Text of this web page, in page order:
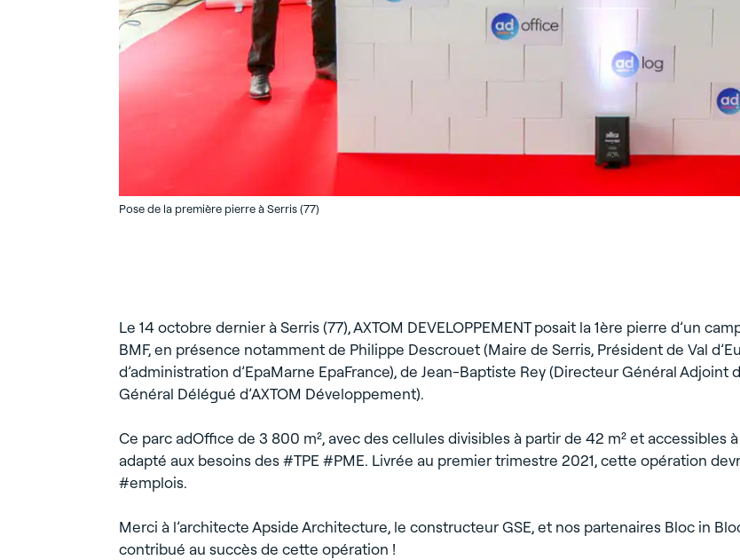
Pose de la première pierre à Serris (77)
Le 14 octobre dernier à Serris (77), AXTOM DEVELOPPEMENT posait la 1ère pierre d’un
BMF, en présence notamment de Philippe Descrouet (Maire de Serris, Président de Val
d’administration d’EpaMarne EpaFrance), de Jean-Baptiste Rey (Directeur Général Adjoint
Général Délégué d’AXTOM Développement).
Ce parc adOffice de 3 800 m², avec des cellules divisibles à partir de 42 m² et accessibles
adapté aux besoins des #TPE #PME. Livrée au premier trimestre 2021, cette opération
#emplois.
Merci à l’architecte Apside Architecture, le constructeur GSE, et nos partenaires Bloc in
contribué au succès de cette opération !